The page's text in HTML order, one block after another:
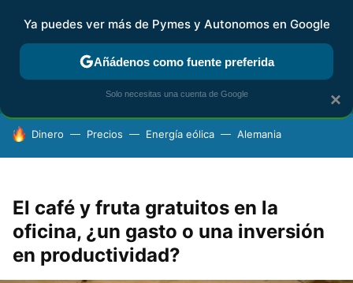
FISCALIDAD Y CONTABILIDAD KIT DIGITAL RENTA
HOY SE HABLA DE
Dinero Precios Energía eólica Alemania
El café y fruta gratuitos en la
oficina, ¿un gasto o una inversión
en productividad?
×
Ya puedes ver más de Pymes y Autonomos en Google
Añádenos como fuente preferida
Solo necesitas una cuenta de Google